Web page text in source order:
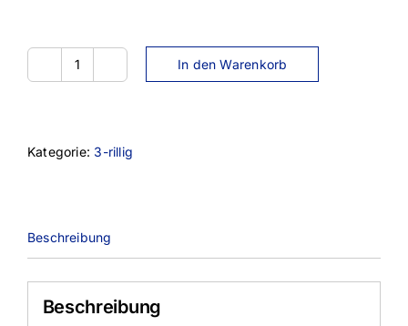
SPA071-
In den Warenkorb
Kategorie: 3-rillig
Beschreibung
Beschreibung